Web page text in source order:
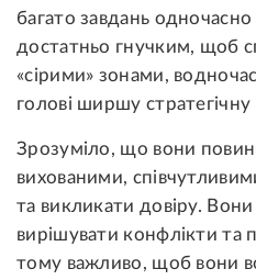
багато завдань одночасно
достатньо гнучким, щоб
«сірими» зонами,
голові ширшу стратегічну
Зрозуміло, що вони
вихованими,
та викликати довіру. Вони
вирішувати конфлікти та
тому важливо, щоб вони